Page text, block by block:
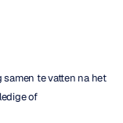
samen te vatten na het
of